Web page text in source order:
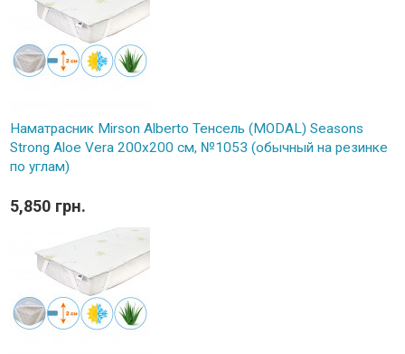
Наматрасник Mirson Alberto Тенсель (MODAL) Seasons
Strong Aloe Vera 200x200 см, №1053 (обычный на резинке
по углам)
5,850 грн.